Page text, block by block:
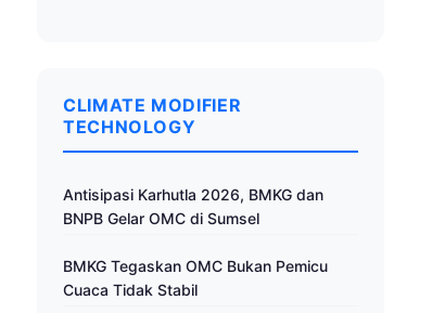
CLIMATE MODIFIER
TECHNOLOGY
Antisipasi Karhutla 2026, BMKG dan
BNPB Gelar OMC di Sumsel
BMKG Tegaskan OMC Bukan Pemicu
Cuaca Tidak Stabil